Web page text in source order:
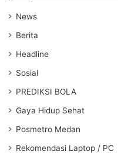
News
Berita
Headline
Sosial
PREDIKSI BOLA
Gaya Hidup Sehat
Posmetro Medan
Rekomendasi Laptop / PC